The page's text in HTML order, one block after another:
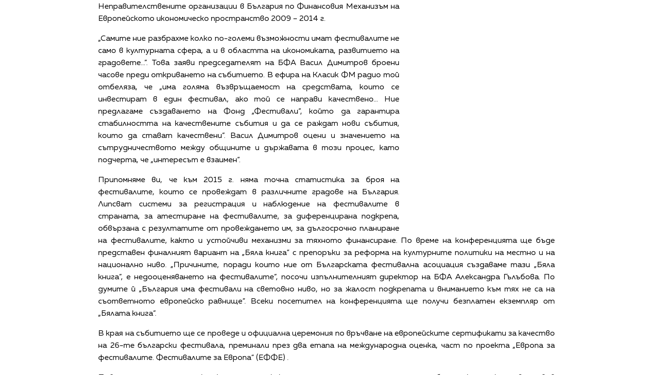
Неправителствените организации в България по Финансовия Механизъм на
Европейското икономическо пространство 2009 – 2014 г.
„Самите ние разбрахме колко по-големи възможности имат фестивалите не
само в културната сфера, а и в областта на икономиката, развитието на
градовете...”. Това заяви председателят на БФА Васил Димитров броени
часове преди откриването на събитието. В ефира на Класик ФМ радио той
отбеляза, че „има голяма възвръщаемост на средствата, които се
инвестират в един фестивал, ако той се направи качествено... Ние
предлагаме създаването на Фонд „Фестивали”, който да гарантира
стабилността на качествените събития и да се раждат нови събития,
които да стават качествени”. Васил Димитров оцени и значението на
сътрудничеството между общините и държавата в този процес, като
подчерта, че „интересът е взаимен”.
Припомняме ви, че към 2015 г. няма точна статистика за броя на
фестивалите, които се провеждат в различните градове на България.
Липсват системи за регистрация и наблюдение на фестивалите в
страната, за атестиране на фестивалите, за диференцирана подкрепа,
обвързана с резултатите от провеждането им, за дългосрочно планиране
на фестивалите, както и устойчиви механизми за тяхното финансиране. По време на конференцията ще бъде
представен финалният вариант на „Бяла книга” с препоръки за реформа на културните политики на местно и на
национално ниво. „Причините, поради които ние от Българската фестивална асоциация създаваме тази „Бяла
книга”, е недооценяването на фестивалите”, посочи изпълнителният директор на БФА Александра Гълъбова. По
думите й „България има фестивали на световно ниво, но за жалост подкрепата и вниманието към тях не са на
съответното европейско равнище”. Всеки посетител на конференцията ще получи безплатен екземпляр от
„Бялата книга”.
В края на събитието ще се проведе и официална церемония по връчване на европейските сертификати за качество
на 26-те български фестивала, преминали през два етапа на международна оценка, част по проекта „Европа за
фестивалите. Фестивалите за Европа“ (ЕФФЕ) .